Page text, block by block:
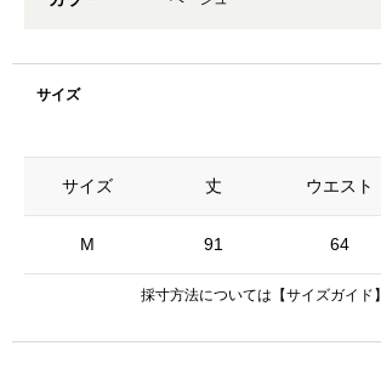
サイズ
サイズ
M
丈 ウエスト
91 64
採寸方法については 【サイズガイド】